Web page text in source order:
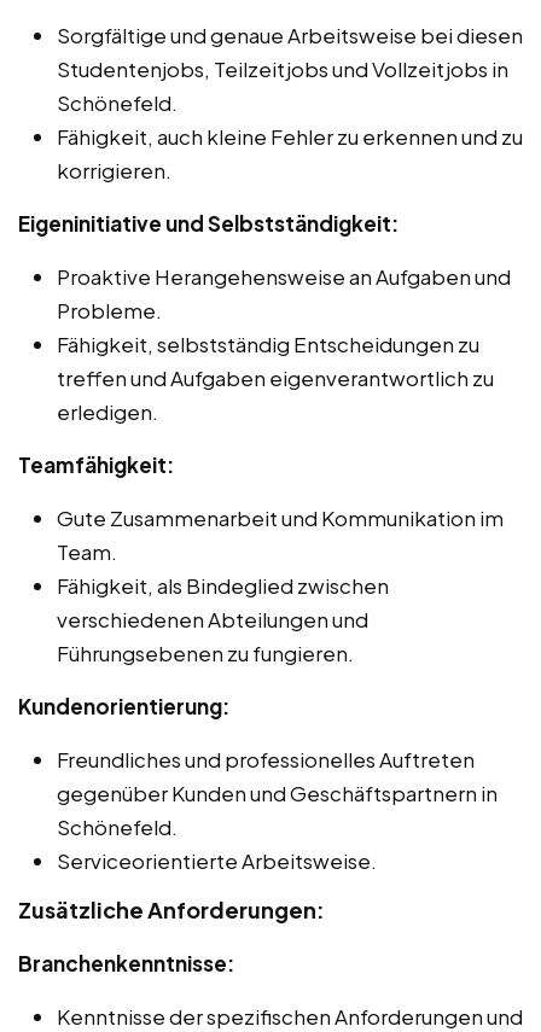
Sorgfältige und genaue Arbeitsweise bei diesen
Studentenjobs, Teilzeitjobs und Vollzeitjobs in
Schönefeld.
Fähigkeit, auch kleine Fehler zu erkennen und zu
korrigieren.
Eigeninitiative und Selbstständigkeit:
Proaktive Herangehensweise an Aufgaben und
Probleme.
Fähigkeit, selbstständig Entscheidungen zu
treffen und Aufgaben eigenverantwortlich zu
erledigen.
Teamfähigkeit:
Gute Zusammenarbeit und Kommunikation im
Team.
Fähigkeit, als Bindeglied zwischen
verschiedenen Abteilungen und
Führungsebenen zu fungieren.
Kundenorientierung:
Freundliches und professionelles Auftreten
gegenüber Kunden und Geschäftspartnern in
Schönefeld.
Serviceorientierte Arbeitsweise.
Zusätzliche Anforderungen:
Branchenkenntnisse:
Kenntnisse der spezifischen Anforderungen und